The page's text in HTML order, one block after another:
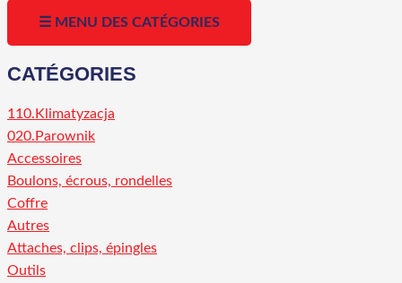
☰ MENU DES CATÉGORIES
CATÉGORIES
110.Klimatyzacja
020.Parownik
Accessoires
Boulons, écrous, rondelles
Coffre
Autres
Attaches, clips, épingles
Outils